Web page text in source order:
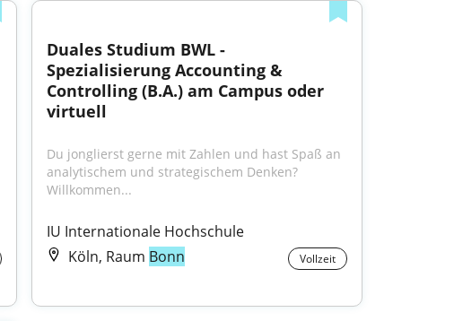
Duales Studium BWL -
Spezialisierung Accounting &
Controlling (B.A.) am Campus oder
virtuell
Du jonglierst gerne mit Zahlen und hast Spaß an
analytischem und strategischem Denken?
Willkommen...
IU Internationale Hochschule
Köln, Raum Bonn Vollzeit